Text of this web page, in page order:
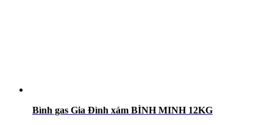
Bình gas Gia Đình xám BÌNH MINH 12KG